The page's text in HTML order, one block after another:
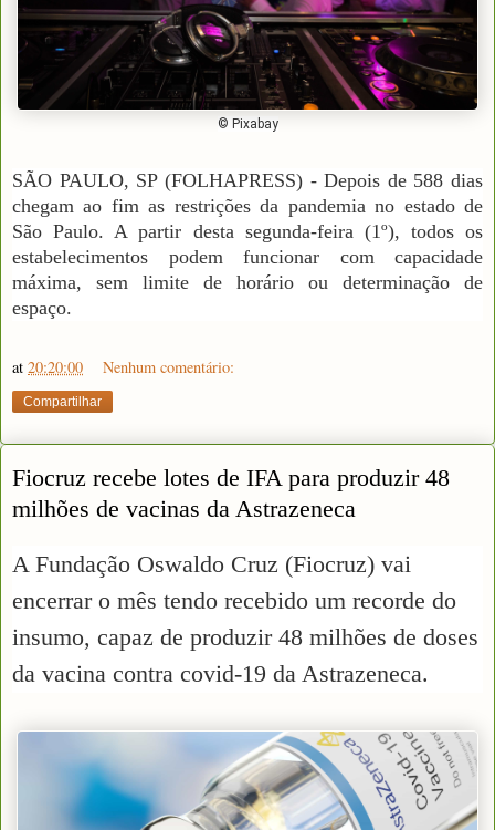
© Pixabay
SÃO PAULO, SP (FOLHAPRESS) - Depois de 588 dias
chegam ao fim as restrições da pandemia no estado de
São Paulo. A partir desta segunda-feira (1º), todos os
estabelecimentos podem funcionar com capacidade
máxima, sem limite de horário ou determinação de
espaço.
at 20:20:00 Nenhum comentário:
Compartilhar
Fiocruz recebe lotes de IFA para produzir 48
milhões de vacinas da Astrazeneca
A Fundação Oswaldo Cruz (Fiocruz) vai
encerrar o mês tendo recebido um recorde do
insumo, capaz de produzir 48 milhões de doses
da vacina contra covid-19 da Astrazeneca.